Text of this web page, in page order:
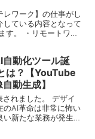
レワーク】の仕事がし
している内容となって
す。 ・リモートワー
自動化ツール誕
は？【YouTube
動生成】
れました。 デザイ
のAI革命は非常に怖い
新たな業務が発生す